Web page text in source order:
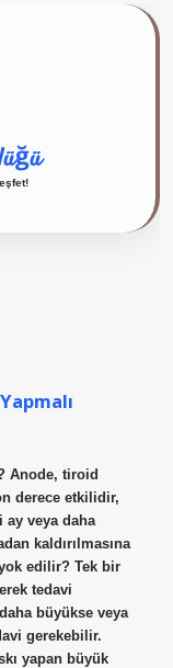
Anode, tiroid
derece etkilidir,
ay veya daha
kaldırılmasına
edilir? Tek bir
tedavi
büyükse veya
gerekebilir.
yapan büyük